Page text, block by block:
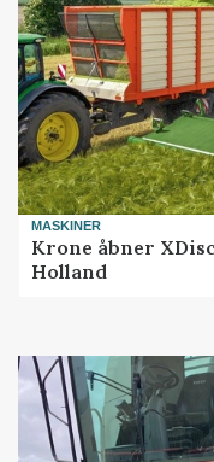
MASKINER
Krone åbner
Holland